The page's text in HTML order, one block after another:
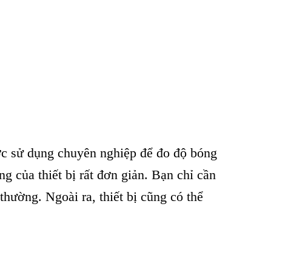
sử dụng chuyên nghiệp để đo độ bóng
của thiết bị rất đơn giản. Bạn chỉ cần
ờng. Ngoài ra, thiết bị cũng có thể